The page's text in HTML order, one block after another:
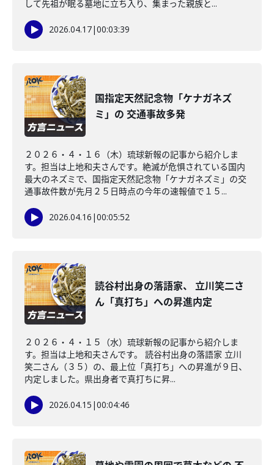
して先祖が眠る墓地に立ち入り、集まった親族と...
2026.04.17|00:03:39
国指定天然記念物「ケナガネズ
ミ」の 交通事故多発
２０２６・４・１６（木）琉球新報の記事から紹介しま
す。担当は上地和夫さんです。絶滅が危惧されている国内
最大のネズミで、国指定天然記念物「ケナガネズミ」の交
通事故件数が先月２５日時点の今年の速報値で１５...
2026.04.16 |00:05:52
読谷村出身の落語家、 立川笑二さ
ん「真打ち」への昇進内定
２０２６・４・１５（水）琉球新報の記事から紹介しま
す。担当は上地和夫さんです。 読谷村出身の落語家 立川
笑二さん（３５）の、最上位「真打ち」への昇進が９日、
内定しました。県出身者で真打ちに昇...
2026.04.15 |00:04:46